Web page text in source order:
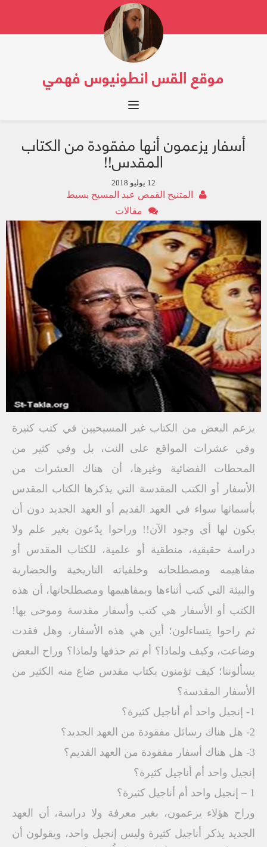
موقع القس انطونيوس فهمي
Toggle navigation
أسفار يزعمون أنها مفقودة من الكتاب
المقدس!!
12 يوليو 2018
المتنيح القمص عبد المسيح بسيط
مقالات
يزعم البعض من الكتاب غير المسيحيين في كتب كثيرة
وفي عشرات المواقع على النت، بل وفي كثير من
المحطات الفضائية وغيرها، أن هناك العشرات من
الأسفار أو الكتب المقدسة التي يذكرها الكتاب المقدس
بأسمائها سواء في العهد القديم أو العهد الجديد دون أن
يكون لها أي وجود الآن!! وراحوا يدّعون بغير علم ولا
دراسة حقيقية، منطقية أو علمية، للكتاب المقدس أو
مفاهيمه ومصطلحاته وخلفياته التاريخية والحضارية
والبيئة التي كتب أثناءها وبمفاهيمها ومصطلحاتها، أن هذه
الكتب أو الأسفار هي كتب وأسفار مقدسة وموحى بها!
ثم راحوا يتساءلون؛ أين هي هذه الأسفار، وهل فقدت
وضاعت، وكيف ولماذا؟ أم تم حذفها ولماذا؟ وراح البعض
يسألوننا؛ كيف تؤمنون بكتاب مقدس ضاع منه الكثير من
الأسفار المقدسة؟
1- إنجيل واحد أم أناجيل كثيرة؟
2- هل هناك رسائل مفقودة من العهد الجديد؟
3- هل هناك أسفار مفقودة من العهد القديم؟
إنجيل واحد أم أناجيل كثيرة؟
1 – إنجيل واحد أم أناجيل كثيرة؟
وراح هؤلاء يزعمون، بغير معرفة ولا دراسة، أن العهد
الجديد يذكر أناجيل كثيرة وليس إنجيل واحد، ويقولون أن